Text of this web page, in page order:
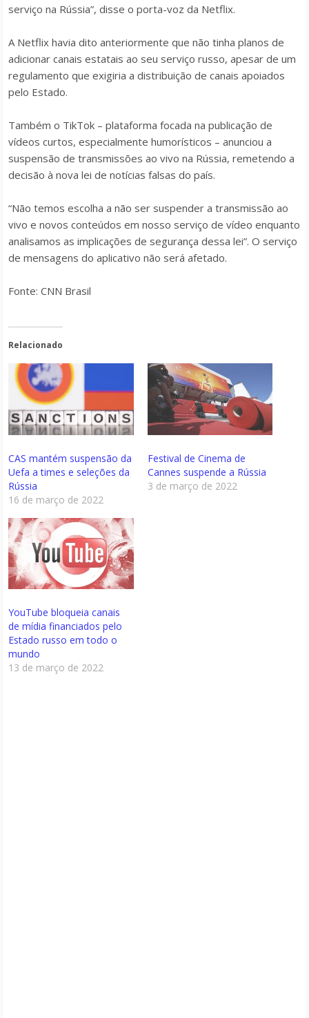
serviço na Rússia”, disse o porta-voz da Netflix.
A Netflix havia dito anteriormente que não tinha planos de
adicionar canais estatais ao seu serviço russo, apesar de um
regulamento que exigiria a distribuição de canais apoiados
pelo Estado.
Também o TikTok – plataforma focada na publicação de
vídeos curtos, especialmente humorísticos – anunciou a
suspensão de transmissões ao vivo na Rússia, remetendo a
decisão à nova lei de notícias falsas do país.
“Não temos escolha a não ser suspender a transmissão ao
vivo e novos conteúdos em nosso serviço de vídeo enquanto
analisamos as implicações de segurança dessa lei”. O serviço
de mensagens do aplicativo não será afetado.
Fonte: CNN Brasil
Relacionado
CAS mantém suspensão da
Uefa a times e seleções da
Rússia
16 de março de 2022
Festival de Cinema de
Cannes suspende a Rússia
3 de março de 2022
YouTube bloqueia canais
de mídia financiados pelo
Estado russo em todo o
mundo
13 de março de 2022